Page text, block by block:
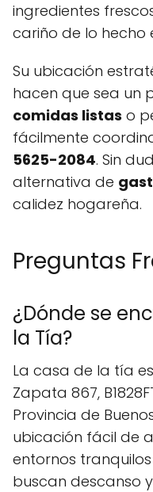
ingredientes
cariño de lo hecho
Su ubicación
hacen que sea un
comidas listas o
fácilmente
5625-2084. Sin
alternativa de
calidez hogareña.
Preguntas
¿Dónde se
la Tía?
La casa de la tía
Zapata 867,
Provincia de
ubicación fácil de
entornos
buscan descanso